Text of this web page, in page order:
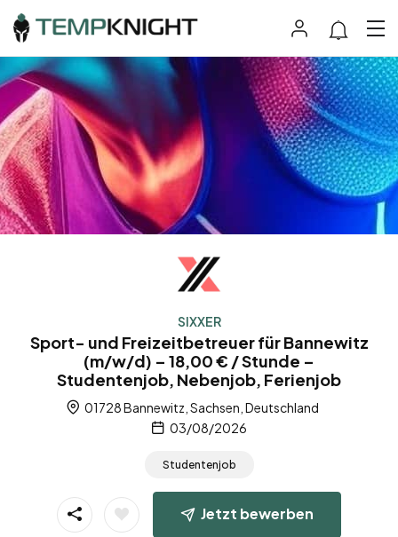
SIXXER
Sport- und Freizeitbetreuer für Bannewitz
(m/w/d) – 18,00 € / Stunde –
Studentenjob, Nebenjob, Ferienjob
01728 Bannewitz, Sachsen, Deutschland
03/08/2026
Studentenjob
Jetzt bewerben